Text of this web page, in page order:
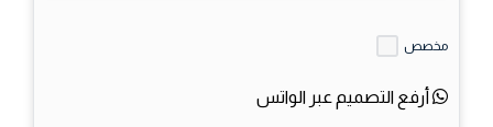
مخصص
أرفع التصميم عبر الواتس